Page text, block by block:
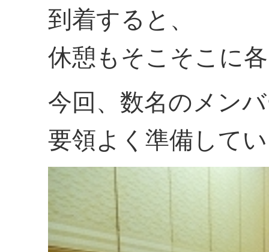
到着すると、
休憩もそこそこに
今回、数名のメン
要領よく準備して